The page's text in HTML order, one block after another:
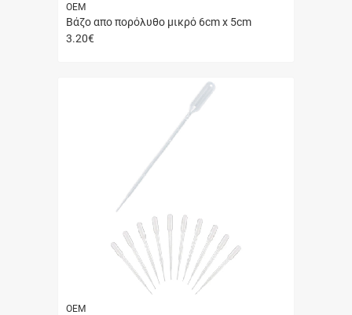
ΟΕΜ
Βάζο απο πορόλυθο μικρό 6cm x 5cm
3.20€
ΟΕΜ